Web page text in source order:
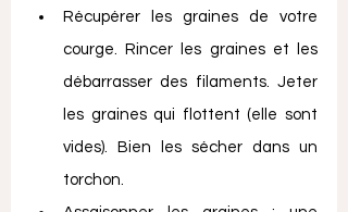
Récupérer les graines de votre
courge. Rincer les graines et les
débarrasser des filaments. Jeter
les graines qui flottent (elle sont
vides). Bien les sécher dans un
torchon.